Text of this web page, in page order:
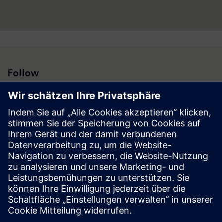
Follow
Presse | Unternehmen | Siemens
© Siemens 1996 – 2026
Impressum
Datenschutz
Cookie Richtlinien